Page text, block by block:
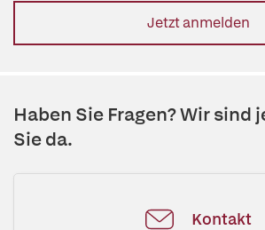
Jetzt anmelden
Haben Sie Fragen? Wir sind
Sie da.
Kontakt